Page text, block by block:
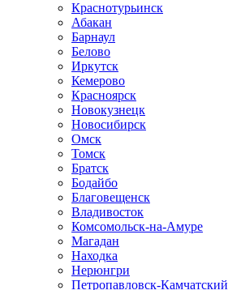
Краснотурьинск
Абакан
Барнаул
Белово
Иркутск
Кемерово
Красноярск
Новокузнецк
Новосибирск
Омск
Томск
Братск
Бодайбо
Благовещенск
Владивосток
Комсомольск-на-Амуре
Магадан
Находка
Нерюнгри
Петропавловск-Камчатский